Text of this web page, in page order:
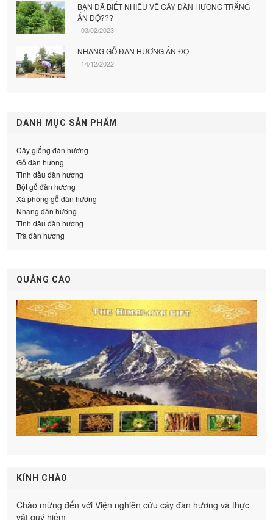
BẠN ĐÃ BIẾT NHIỀU VỀ CÂY ĐÀN HƯƠNG TRẮNG
ẤN ĐỘ???
03/02/2023
NHANG GỖ ĐÀN HƯƠNG ẤN ĐỘ
14/12/2022
DANH MỤC SẢN PHẨM
Cây giống đàn hương
Gỗ đàn hương
Tinh dầu đàn hương
Bột gỗ đàn hương
Xà phòng gỗ đàn hương
Nhang đàn hương
Tinh dầu đàn hương
Trà đàn hương
QUẢNG CÁO
KÍNH CHÀO
Chào mừng đến với Viện nghiên cứu cây đàn hương và thực
vật quý hiếm